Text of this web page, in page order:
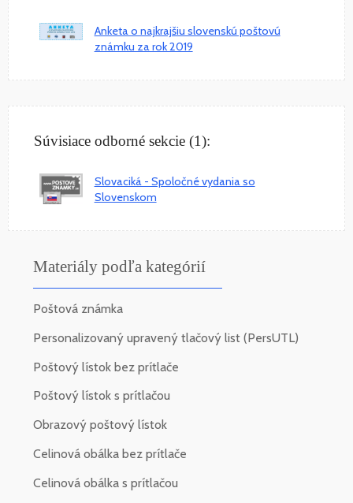
Anketa o najkrajšiu slovenskú poštovú
známku za rok 2019
Súvisiace odborné sekcie (1):
Slovaciká - Spoločné vydania so
Slovenskom
Materiály podľa kategórií
Poštová známka
Personalizovaný upravený tlačový list (PersUTL)
Poštový lístok bez prítlače
Poštový lístok s prítlačou
Obrazový poštový lístok
Celinová obálka bez prítlače
Celinová obálka s prítlačou